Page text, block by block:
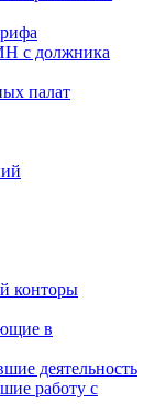
с должника
палат
конторы
в
деятельность
работу с